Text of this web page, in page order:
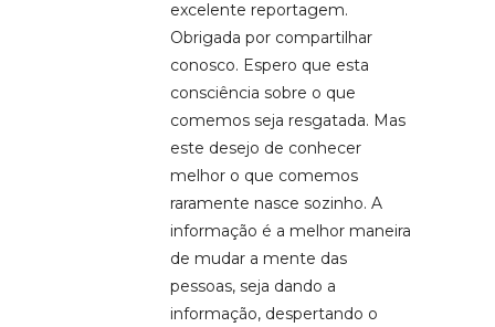
excelente reportagem.
Obrigada por compartilhar
conosco. Espero que esta
consciência sobre o que
comemos seja resgatada. Mas
este desejo de conhecer
melhor o que comemos
raramente nasce sozinho. A
informação é a melhor maneira
de mudar a mente das
pessoas, seja dando a
informação, despertando o